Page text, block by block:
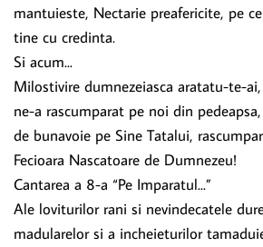
mantuieste, Nectarie preafericite, pe
tine cu credinta.
Si acum...
Milostivire dumnezeiasca aratatu-te-
ne-a rascumparat pe noi din
de bunavoie pe Sine Tatalui,
Fecioara Nascatoare de Dumnezeu!
Cantarea a 8-a “Pe Imparatul...”
Ale loviturilor rani si nevindecatele
madularelor si a incheieturilor